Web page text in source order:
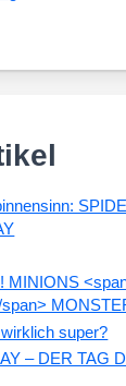
MINIONS
super?
– DER TAG